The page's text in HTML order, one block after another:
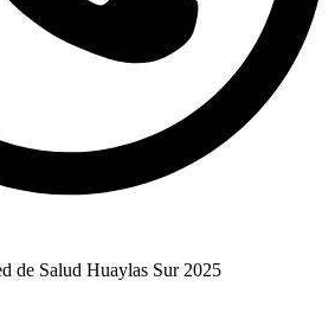
de Salud Huaylas Sur 2025